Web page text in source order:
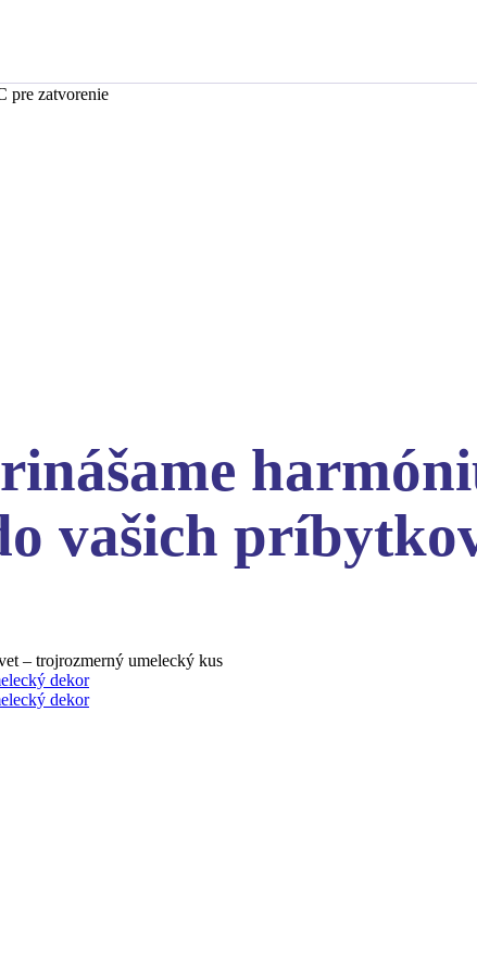
pre zatvorenie
vašich
– trojrozmerný umelecký kus